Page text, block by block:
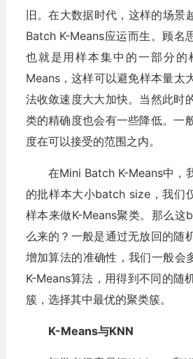
旧。在大数据时代，这样的场景
Batch K-Means应运而生。顾名
也就是用样本集中的一部分的
Means，这样可以避免样本量太
法收敛速度大大加快。当然此时
类的精确度也会有一些降低。一
度在可以接受的范围之内。
在Mini Batch K-Means中，
的批样本大小batch size，我们
样本来做K-Means聚类。那么这
么来的？一般是通过无放回的随
增加算法的准确性，我们一般会
K-Means算法，用得到不同的随
簇，选择其中最优的聚类簇。
K-Means与KNN